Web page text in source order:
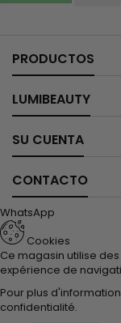
PRODUCTOS
LUMIBEAUTY
SU CUENTA
CONTACTO
WhatsApp
Cookies
Ce magasin utilise
expérience de
Pour plus
confidentialité.